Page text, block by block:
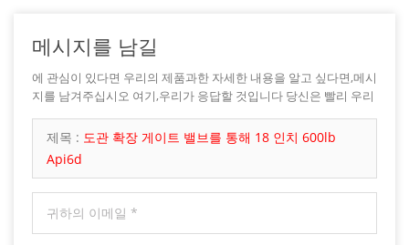
메시지를 남길
에 관심이 있다면 우리의 제품과한 자세한 내용을 알고 싶다면,메시
지를 남겨주십시오 여기,우리가 응답할 것입니다 당신은 빨리 우리
제목 : 도관 확장 게이트 밸브를 통해 18 인치 600lb
Api6d